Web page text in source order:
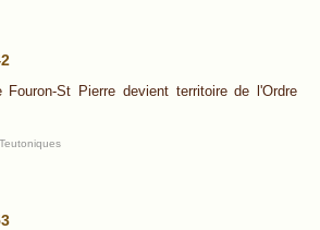
Fouron-St Pierre devient territoire de l'Ordre